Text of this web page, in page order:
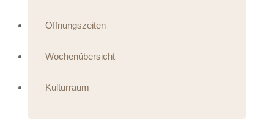
Öffnungszeiten
Wochenübersicht
Kulturraum